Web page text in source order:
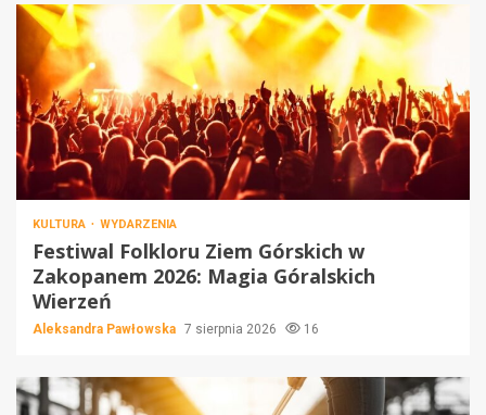
KULTURA WYDARZENIA
Festiwal Folkloru Ziem Górskich w
Zakopanem 2026: Magia Góralskich
Wierzeń
Aleksandra Pawłowska 7 sierpnia 2026 16